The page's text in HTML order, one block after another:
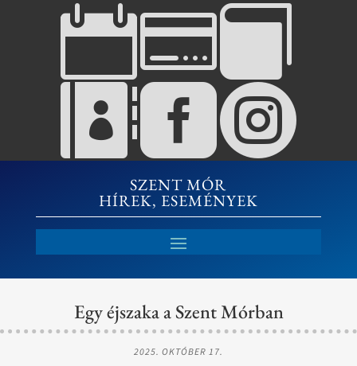


SZENT MÓR
HÍREK, ESEMÉNYEK
Egy éjszaka a Szent Mórban
2025. OKTÓBER 17.